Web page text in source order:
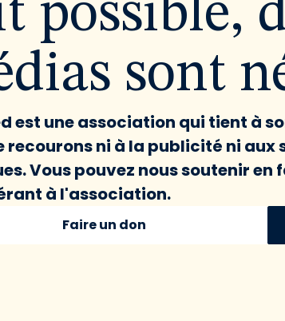
possible,
sont
est une association qui tient à
recourons ni à la publicité ni aux
Vous pouvez nous soutenir en
à l'association.
Faire un don